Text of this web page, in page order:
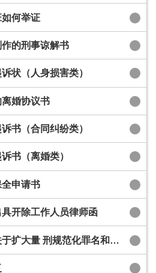
如何举证
的刑事谅解书
状（人身损害类）
婚协议书
书（合同纠纷类）
书（离婚类）
全申请书
开除工作人员律师函
湖北省高级人民法院关于扩大量 刑规范化罪名和刑种的量刑指导 意见(试行)